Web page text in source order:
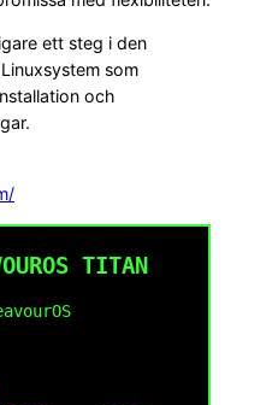
ett steg i den
som
och
TITAN